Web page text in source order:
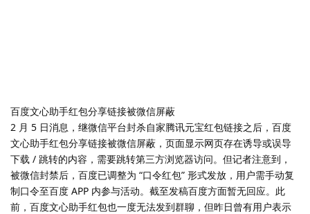
百度文心助手红包分享链接被微信屏蔽
2 月 5 日消息，继微信平台封杀自家腾讯元宝红包链接之后，百度
文心助手红包分享链接被微信屏蔽，页面显示网页存在诱导或误导
下载 / 跳转的内容，需要跳转第三方浏览器访问。但记者注意到，
被微信封禁后，百度已调整为 “口令红包” 形式发放，用户需手动复
制口令至百度 APP 内参与活动。截至发稿百度方面暂无回应。此
前，百度文心助手红包也一度无法发到群聊，但昨日曾有用户表示